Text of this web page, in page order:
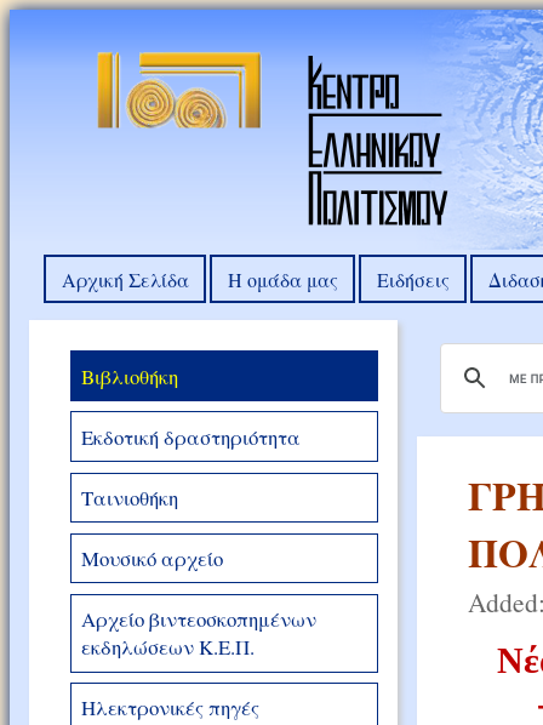
Αρχική Σελίδα Η ομάδα μας Ειδήσεις
Βιβλιοθήκη
Εκδοτική δραστηριότητα
Ταινιοθήκη
Μουσικό αρχείο
Αρχείο βιντεοσκοπημένων
εκδηλώσεων Κ.Ε.Π.
Ηλεκτρονικές πηγές